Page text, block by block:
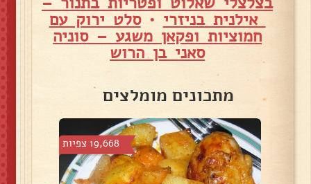
אילנית בניזרי •סלט ירוק עם
חמוציות ופקאן משגע – סוניה
סאני בן הרוש
מתכונים מומלצים
19,668 צפיות